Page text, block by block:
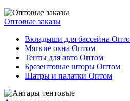
Оптовые заказы
Вкладыши для бассейна
Мягкие окна Оптом
Тенты для авто Оптом
Брезентовые шторы Оптом
Шатры и палатки Оптом